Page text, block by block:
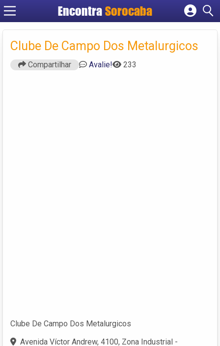
EncontraSorocaba
Cadastrar empresa
Criar conta
Clube De Campo Dos Metalurgicos
Compartilhar Avalie! 233
Clube De Campo Dos Metalurgicos
Avenida Víctor Andrew, 4100, Zona Industrial -